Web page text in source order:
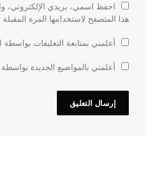
احفظ اسمي، بريدي الإلكتروني،
هذا المتصفح لاستخدامها المرة
أعلمني بمتابعة التعليقات بواسطة
أعلمني بالمواضيع الجديدة بواسطة